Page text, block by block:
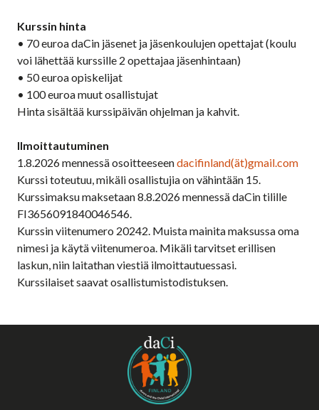
Kurssin hinta
• 70 euroa daCin jäsenet ja jäsenkoulujen opettajat (koulu
voi lähettää kurssille 2 opettajaa jäsenhintaan)
• 50 euroa opiskelijat
• 100 euroa muut osallistujat
Hinta sisältää kurssipäivän ohjelman ja kahvit.
Ilmoittautuminen
1.8.2026 mennessä osoitteeseendacifinland(ät)gmail.com
Kurssi toteutuu, mikäli osallistujia on vähintään 15.
Kurssimaksu maksetaan 8.8.2026 mennessä daCin tilille
FI3656091840046546.
Kurssin viitenumero 20242. Muista mainita maksussa oma
nimesi ja käytä viitenumeroa. Mikäli tarvitset erillisen
laskun, niin laitathan viestiä ilmoittautuessasi.
Kurssilaiset saavat osallistumistodistuksen.